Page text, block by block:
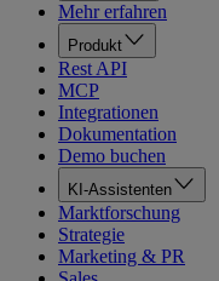
Mehr erfahren
Produkt
Rest API
MCP
Integrationen
Dokumentation
Demo buchen
KI-Assistenten
Marktforschung
Strategie
Marketing & PR